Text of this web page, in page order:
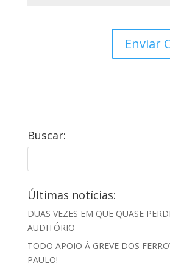
Buscar:
Últimas notícias:
DUAS VEZES EM QUE QUASE
AUDITÓRIO
TODO APOIO À GREVE DOS
PAULO!